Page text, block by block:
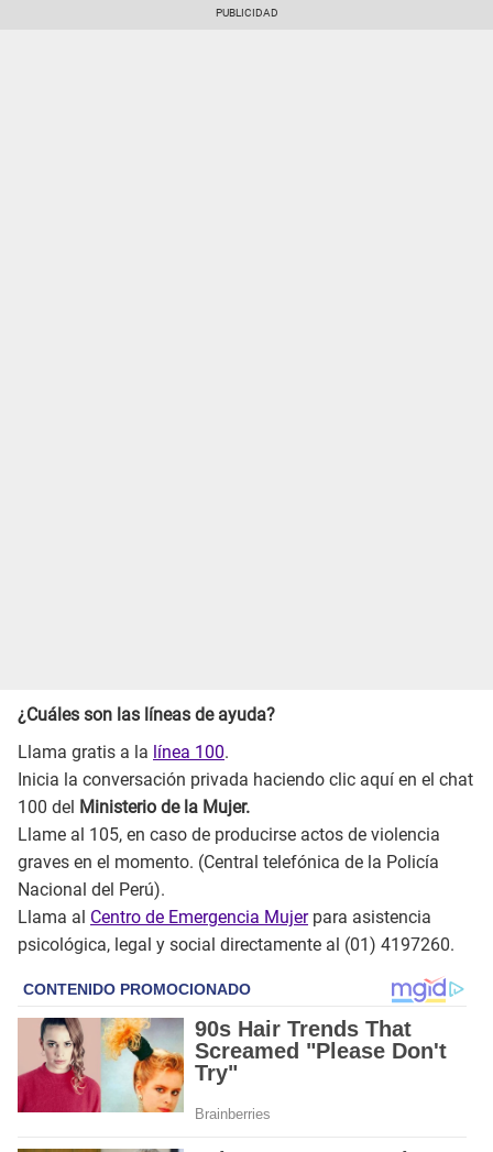
¿Cuáles son las líneas de ayuda?
Llama gratis a la línea 100.
Inicia la conversación privada haciendo clic aquí en el chat
100 del Ministerio de la Mujer.
Llame al 105, en caso de producirse actos de violencia
graves en el momento. (Central telefónica de la Policía
Nacional del Perú).
Llama al Centro de Emergencia Mujerpara asistencia
psicológica, legal y social directamente al (01) 4197260.